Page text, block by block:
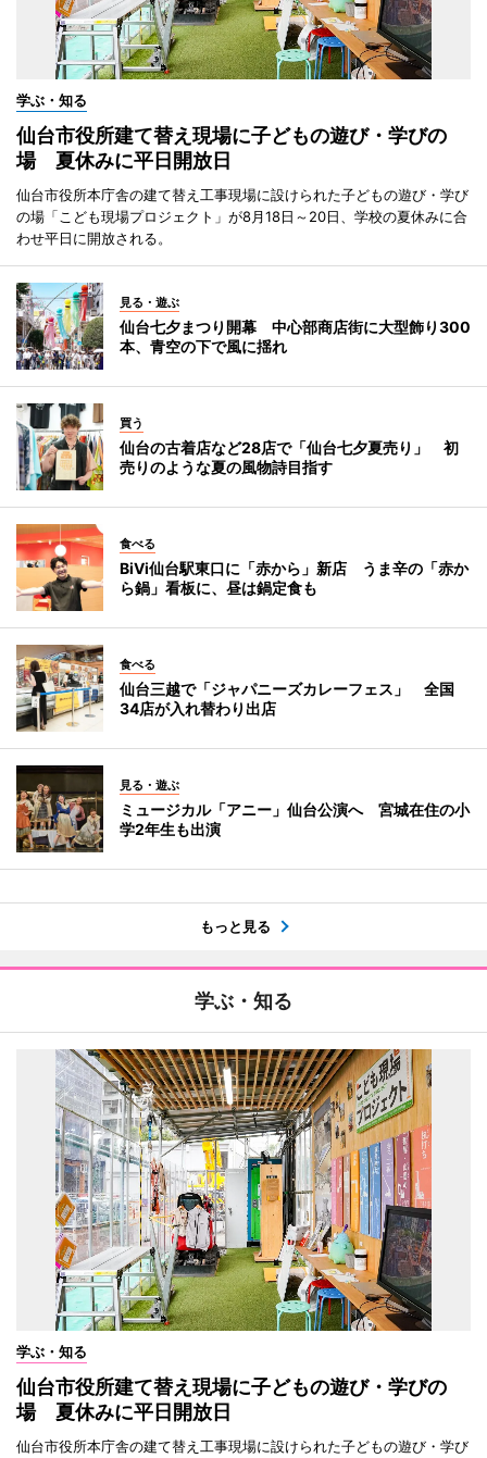
学ぶ・知る
仙台市役所建て替え現場に子どもの遊び・学びの
場 夏休みに平日開放日
仙台市役所本庁舎の建て替え工事現場に設けられた子どもの遊び・学び
の場「こども現場プロジェクト」が8月18日～20日、学校の夏休みに合
わせ平日に開放される。
見る・遊ぶ
仙台七夕まつり開幕 中心部商店街に大型飾り300
本、青空の下で風に揺れ
買う
仙台の古着店など28店で「仙台七夕夏売り」 初
売りのような夏の風物詩目指す
食べる
BiVi仙台駅東口に「赤から」新店 うま辛の「赤か
ら鍋」看板に、昼は鍋定食も
食べる
仙台三越で「ジャパニーズカレーフェス」 全国
34店が入れ替わり出店
見る・遊ぶ
ミュージカル「アニー」仙台公演へ 宮城在住の小
学2年生も出演
もっと見る
学ぶ・知る
学ぶ・知る
仙台市役所建て替え現場に子どもの遊び・学びの
場 夏休みに平日開放日
仙台市役所本庁舎の建て替え工事現場に設けられた子どもの遊び・学び